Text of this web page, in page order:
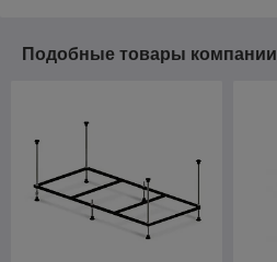
Подобные товары компании